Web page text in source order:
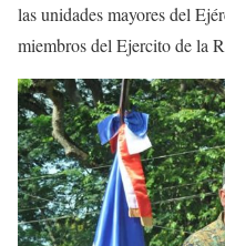
las unidades mayores del
miembros del Ejercito de la